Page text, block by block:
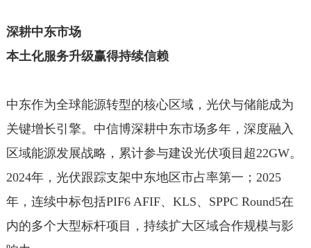
深耕中东市场
本土化服务升级赢得持续信赖
中东作为全球能源转型的核心区域，光伏与储能成为
关键增长引擎。中信博深耕中东市场多年，深度融入
区域能源发展战略，累计参与建设光伏项目超22GW。
2024年，光伏跟踪支架中东地区市占率第一；2025
年，连续中标包括PIF6 AFIF、KLS、SPPC Round5在
内的多个大型标杆项目，持续扩大区域合作规模与影